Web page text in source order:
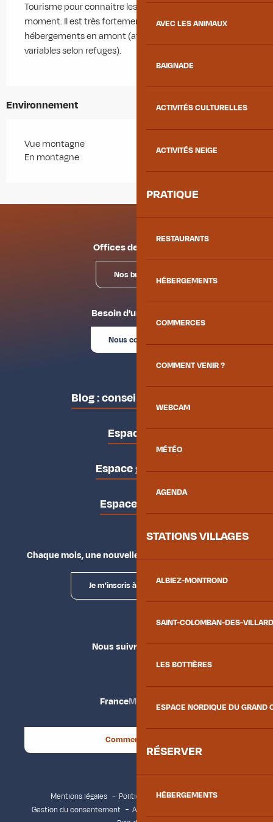
AVEC LES ANIMAUX
BAIGNADE
ACTIVITÉS CULTURELLES
ACTIVITÉS NEIGE
PRATIQUE
RESTAURANTS
HÉBERGEMENTS
COMMERCES
COMMENT VENIR ?
WEBCAM
MÉTÉO
AGENDA
STATIONS VILLAGES
ALBIEZ-MONTROND
SAINT-COLOMBAN-DES-
LES BOTTIÈRES
ESPACE NORDIQUE DU GRAND
RÉSERVER
HÉBERGEMENTS
Tourisme pour connaitre les conditions d'accès du
moment. Il est très fortement conseillé de réserver les
hébergements en amont (attention dates d'ouverture
variables selon refuges).
Environnement
Vue montagne
En montagne
Offices de tourisme
Nos bureaux
Besoin d'un conseil ?
Nous contacter
Blog : conseils des locaux
Espace pro
Espace groupes
Espace presse
Chaque mois, une nouvelle façon d'explorer la vallée.
Je m'inscris à la newsletter
Nous suivre
FranceMaurienne
Comment venir ?
Mentions légales
Politique de confidentialité
Gestion du consentement
Accessibilité : non conforme